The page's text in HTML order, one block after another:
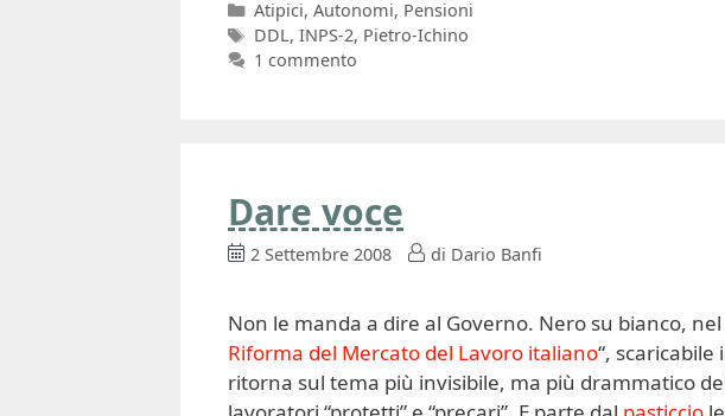
Categorie
Atipici, Autonomi, Pensioni
Tag
DDL, INPS-2, Pietro-Ichino
1 commento
Dare voce
2 Settembre 2008 di Dario Banfi
Non le manda a dire al Governo. Nero su bianco,
Riforma del Mercato del Lavoro italiano“,
ritorna sul tema più invisibile, ma più drammatico